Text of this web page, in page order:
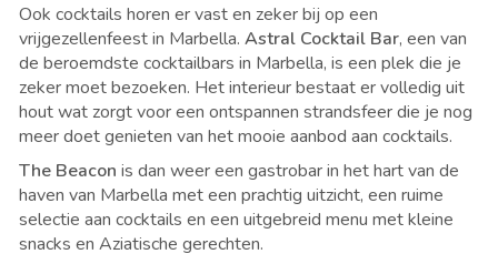
Ook cocktails horen er vast en zeker bij op een
vrijgezellenfeest in Marbella. Astral Cocktail Bar, een van
de beroemdste cocktailbars in Marbella, is een plek die je
zeker moet bezoeken. Het interieur bestaat er volledig uit
hout wat zorgt voor een ontspannen strandsfeer die je nog
meer doet genieten van het mooie aanbod aan cocktails.
The Beacon is dan weer een gastrobar in het hart van de
haven van Marbella met een prachtig uitzicht, een ruime
selectie aan cocktails en een uitgebreid menu met kleine
snacks en Aziatische gerechten.